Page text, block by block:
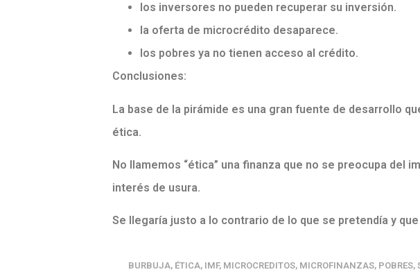
los inversores no pueden recuperar su inversión.
la oferta de microcrédito desaparece.
los pobres ya no tienen acceso al crédito.
Conclusiones:
La base de la pirámide es una gran fuente de desarrollo
ética.
No llamemos “ética” una finanza que no se preocupa del
interés de usura.
Se llegaría justo a lo contrario de lo que se pretendía y
BURBUJA, ÉTICA, IMF, MICROCREDITOS, MICROFINANZAS, POBRES,